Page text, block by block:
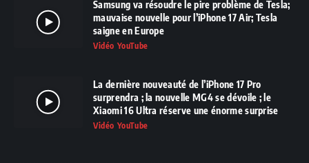
Samsung va résoudre le pire problème de Tesla;
mauvaise nouvelle pour l’iPhone 17 Air; Tesla
saigne en Europe
Vidéo YouTube
La dernière nouveauté de l’iPhone 17 Pro
surprendra ; la nouvelle MG4 se dévoile ; le
Xiaomi 16 Ultra réserve une énorme surprise
Vidéo YouTube